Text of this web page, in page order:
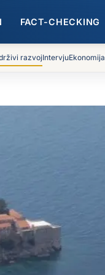
FACT-CHECKING
razvojIntervjuEkonomija